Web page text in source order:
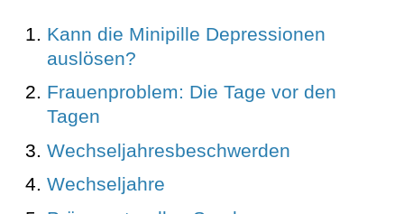
Kann die Minipille Depressionen
auslösen?
Frauenproblem: Die Tage vor den
Tagen
Wechseljahresbeschwerden
Wechseljahre